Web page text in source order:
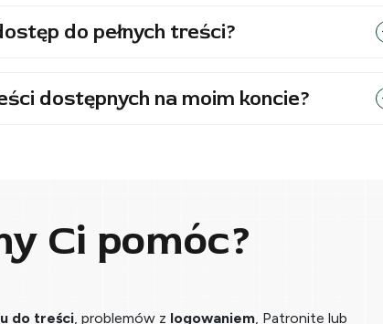
do pełnych treści?
dostępnych na moim koncie?
Ci pomóc?
do treści , problemów z logowaniem , Patronite lub